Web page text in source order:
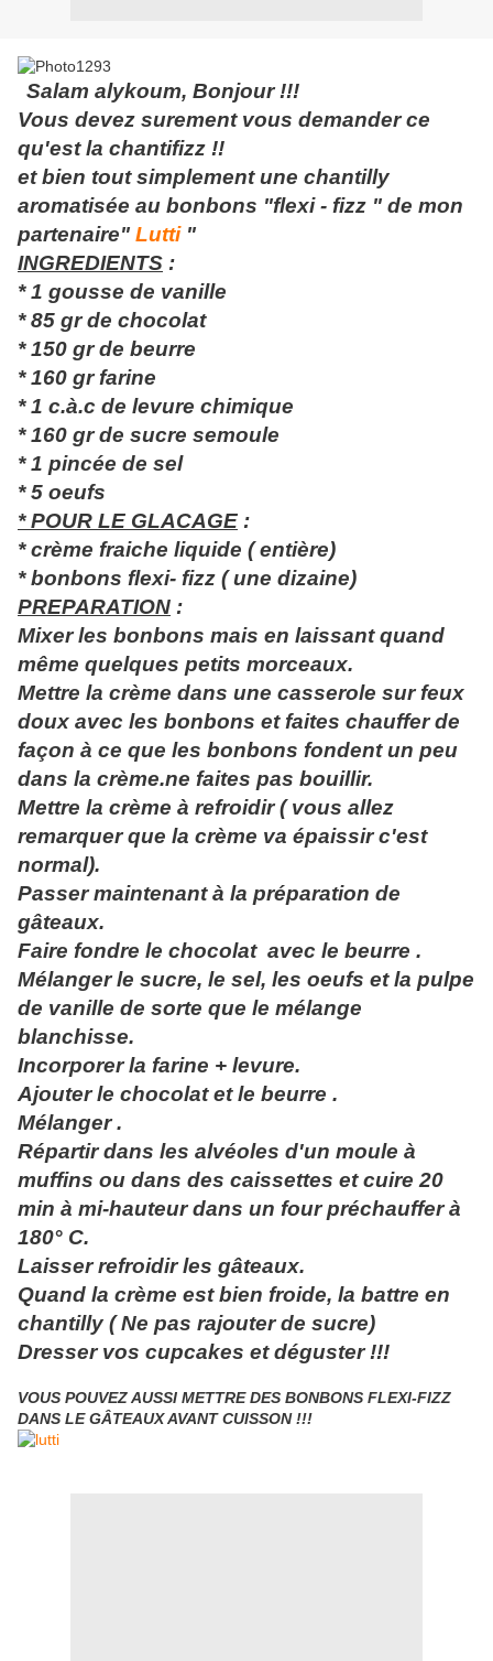
Salam alykoum, Bonjour !!!
Vous devez surement vous demander ce
qu'est la chantifizz !!
et bien tout simplement une chantilly
aromatisée au bonbons "flexi - fizz " de mon
partenaire" Lutti"
INGREDIENTS :
* 1 gousse de vanille
* 85 gr de chocolat
* 150 gr de beurre
* 160 gr farine
* 1 c.à.c de levure chimique
* 160 gr de sucre semoule
* 1 pincée de sel
* 5 oeufs
* POUR LE GLACAGE :
* crème fraiche liquide ( entière)
* bonbons flexi- fizz ( une dizaine)
PREPARATION :
Mixer les bonbons mais en laissant quand
même quelques petits morceaux.
Mettre la crème dans une casserole sur feux
doux avec les bonbons et faites chauffer de
façon à ce que les bonbons fondent un peu
dans la crème.ne faites pas bouillir.
Mettre la crème à refroidir ( vous allez
remarquer que la crème va épaissir c'est
normal).
Passer maintenant à la préparation de
gâteaux.
Faire fondre le chocolat avec le beurre .
Mélanger le sucre, le sel, les oeufs et la pulpe
de vanille de sorte que le mélange
blanchisse.
Incorporer la farine + levure.
Ajouter le chocolat et le beurre .
Mélanger .
Répartir dans les alvéoles d'un moule à
muffins ou dans des caissettes et cuire 20
min à mi-hauteur dans un four préchauffer à
180° C.
Laisser refroidir les gâteaux.
Quand la crème est bien froide, la battre en
chantilly ( Ne pas rajouter de sucre)
Dresser vos cupcakes et déguster !!!
VOUS POUVEZ AUSSI METTRE DES BONBONS FLEXI-FIZZ
DANS LE GÂTEAUX AVANT CUISSON !!!